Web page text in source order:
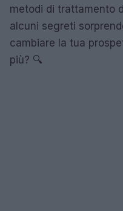
metodi di trattamento
alcuni segreti
cambiare la tua
più? 🔍